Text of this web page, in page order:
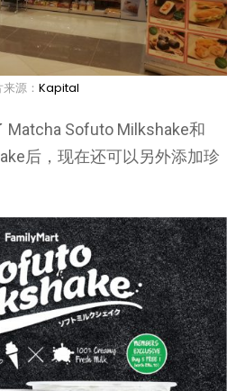
源： Kapital
Matcha Sofuto Milkshake和
后，现在还可以另外添加珍